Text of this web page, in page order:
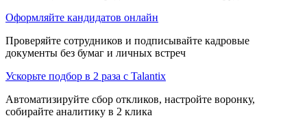
Оформляйте кандидатов онлайн
Проверяйте сотрудников и подписывайте кадровые
документы без бумаг и личных встреч
Ускорьте подбор в 2 раза с Talantix
Автоматизируйте сбор откликов, настройте воронку,
собирайте аналитику в 2 клика